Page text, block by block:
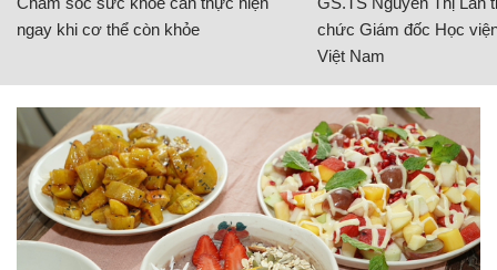
ngay khi cơ thể còn khỏe
chức Giám đốc Học
Việt Nam